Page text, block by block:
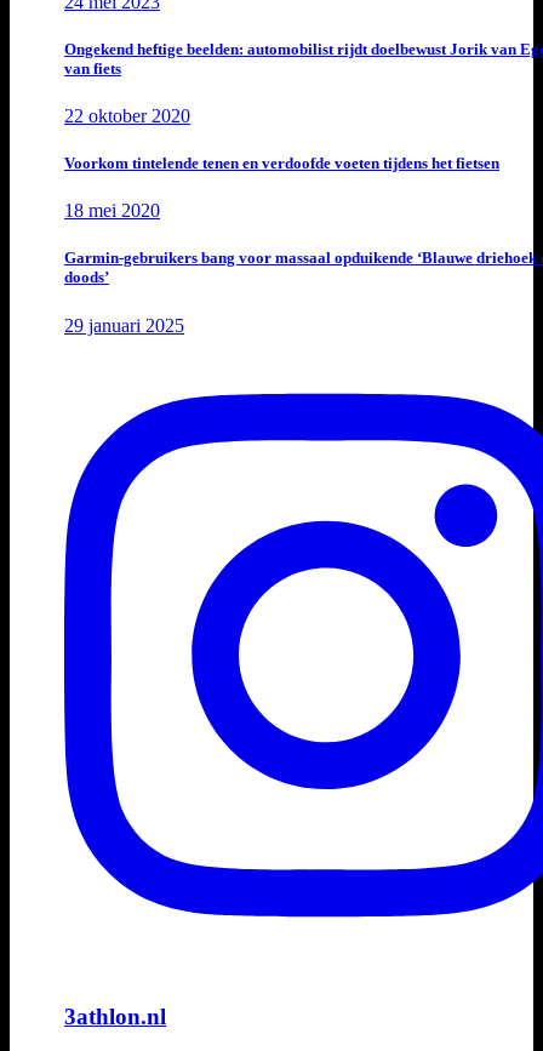
Ongekend heftige beelden: automobilist rijdt doelbewust Jorik van
van fiets
22 oktober 2020
Voorkom tintelende tenen en verdoofde voeten tijdens het fietsen
18 mei 2020
Garmin-gebruikers bang voor massaal opduikende ‘Blauwe driehoek
doods’
29 januari 2025
3athlon.nl